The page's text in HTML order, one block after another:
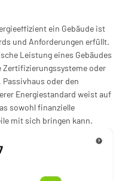
ein Gebäude ist
und Anforderungen erfüllt.
Leistung eines Gebäudes
oder
oder den
Energiestandard weist auf
sowohl finanzielle
mit sich bringen kann.